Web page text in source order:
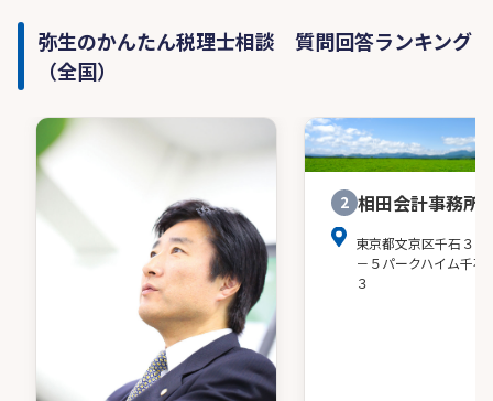
弥生のかんたん税理士相談 質問回答ランキング
（全国）
2 相田会計事務所
東京都文京区千石３－
－５パークハイム千石
３